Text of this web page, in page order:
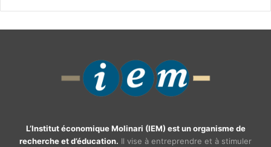
L’Institut économique Molinari (IEM) est un organisme de
recherche et d’éducation. Il vise à entreprendre et à stimuler